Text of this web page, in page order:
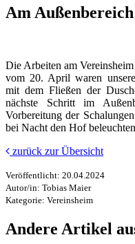
Am
Die Arbeiten am
vom 20. April waren
mit dem Fließen der
nächste Schritt im
Vorbereitung der
bei Nacht den Hof
zurück zur Übersicht
Veröffentlicht: 20.04.2024
Autor/in: Tobias Maier
Kategorie: Vereinsheim
Andere Artikel